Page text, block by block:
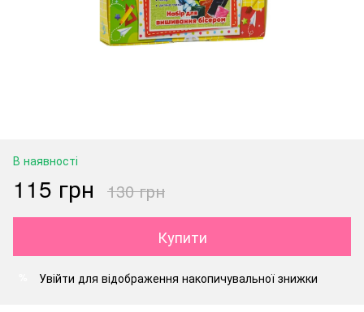
В наявності
115 грн 130 грн
Купити
Увійти для відображення накопичувальної знижки